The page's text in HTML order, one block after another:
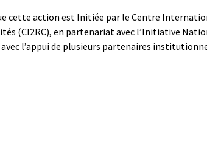
cette action est Initiée par le Centre
(CI2RC), en partenariat avec l’Initiative
l’appui de plusieurs partenaires